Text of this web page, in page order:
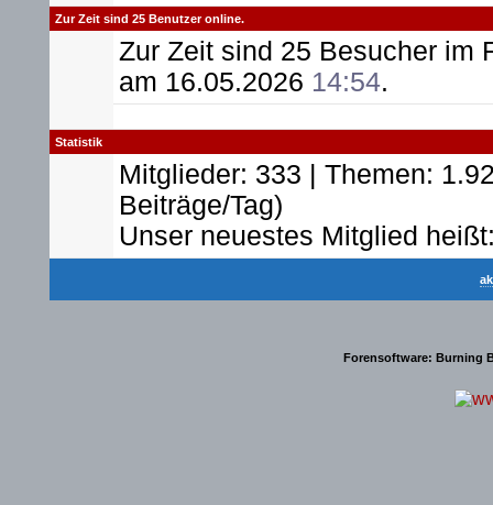
Zur Zeit sind 25 Benutzer online.
Zur Zeit sind 25 Besucher im
am 16.05.2026 14:54.
Statistik
Mitglieder: 333 | Themen:
Beiträge/Tag)
Unser neuestes Mitglied
Forensoftware: Burning